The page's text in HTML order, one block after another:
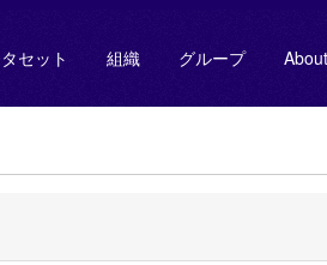
セット 組織 グループ About